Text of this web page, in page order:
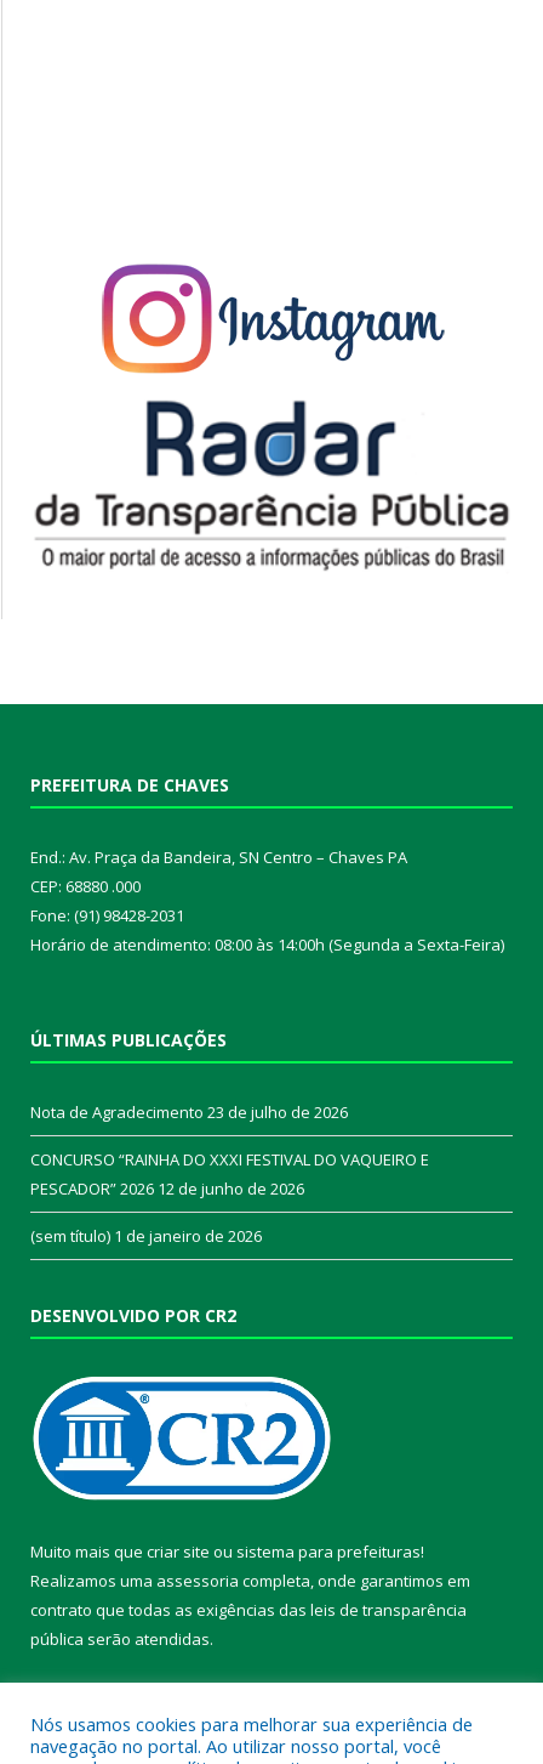
PREFEITURA DE CHAVES
End.: Av. Praça da Bandeira, SN Centro – Chaves PA
CEP: 68880 .000
Fone: (91) 98428-2031
Horário de atendimento: 08:00 às 14:00h (Segunda a Sexta-Feira)
ÚLTIMAS PUBLICAÇÕES
Nota de Agradecimento 23 de julho de 2026
CONCURSO “RAINHA DO XXXI FESTIVAL DO VAQUEIRO E
PESCADOR” 2026 12 de junho de 2026
(sem título) 1 de janeiro de 2026
DESENVOLVIDO POR CR2
Muito mais que criar site ou sistema para prefeituras!
Realizamos uma assessoria completa, onde garantimos em
contrato que todas as exigências das leis de transparência
pública serão atendidas.
Nós usamos cookies para melhorar sua experiência de
navegação no portal. Ao utilizar nosso portal, você